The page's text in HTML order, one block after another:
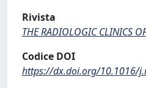
Rivista
THE RADIOLOGIC CLINICS
Codice DOI
https://dx.doi.org/10.1016/